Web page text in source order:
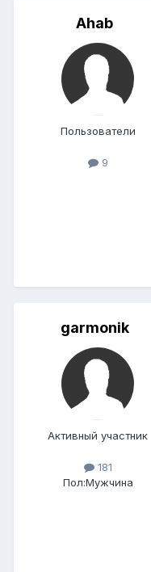
Ahab
Пользователи
9
garmonik
Активный участник
181
Пол:Мужчина